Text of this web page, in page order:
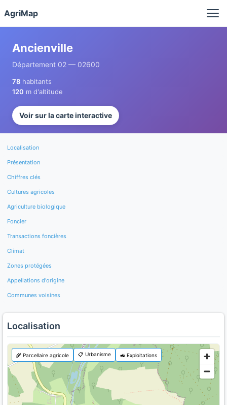
AgriMap
Ancienville
Département 02 — 02600
78 habitants
120 m d'altitude
Voir sur la carte interactive
Localisation
Présentation
Chiffres clés
Cultures agricoles
Agriculture biologique
Foncier
Transactions foncières
Climat
Zones protégées
Appellations d'origine
Communes voisines
Localisation
🌾 Parcellaire agricole 📋 Urbanisme 🚜 Exploitations